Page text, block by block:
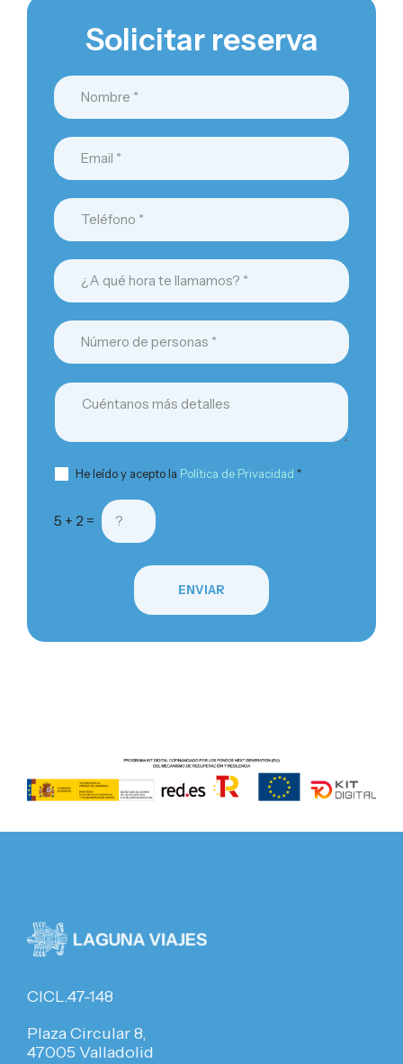
Solicitar reserva
He leído y acepto la Política de Privacidad *
5 + 2 =
ENVIAR
CICL.47-148
Plaza Circular 8,
47005 Valladolid